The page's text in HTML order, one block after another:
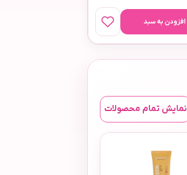
افزودن به سبد
نمایش تمام محصولات